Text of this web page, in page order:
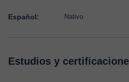
Español: Nativo
Estudios y